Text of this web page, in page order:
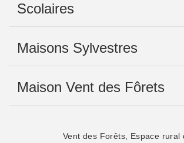
Scolaires
Maisons Sylvestres
Maison Vent des Fôrets
Vent des Forêts, Espace rural